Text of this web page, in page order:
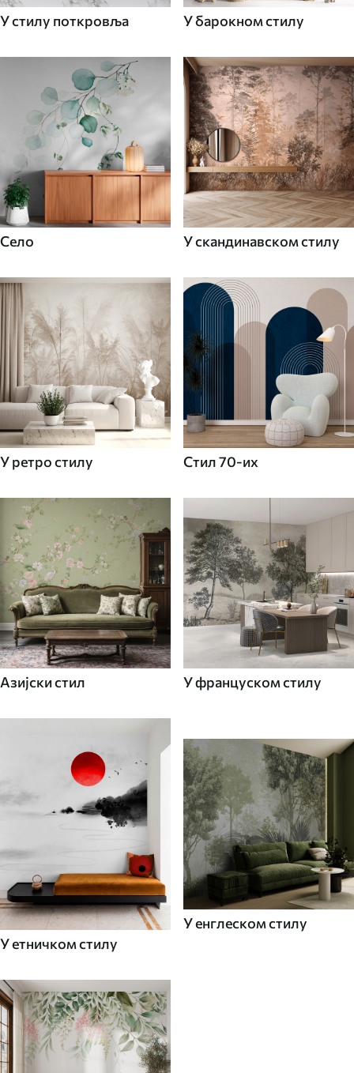
У стилу поткровља У барокном стилу
Село У скандинавском стилу
У ретро стилу Стил 70-их
Азијски стил У француском стилу
У етничком стилу
У енглеском стилу